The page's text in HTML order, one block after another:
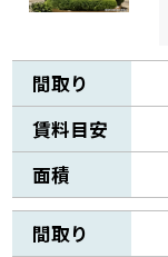
間取り
賃料目安
面積
間取り